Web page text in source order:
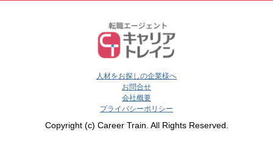
人材をお探しの企業様へ
お問合せ
会社概要
プライバシーポリシー
Copyright (c) Career Train. All Rights Reserved.